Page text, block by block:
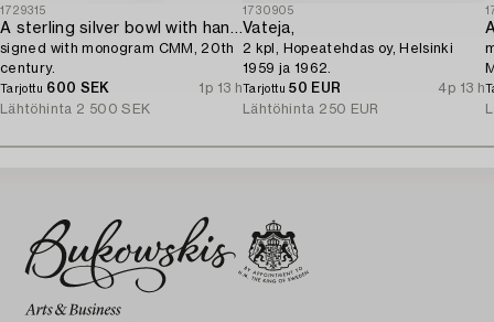
1729315
A sterling silver bowl with handle,
signed with monogram CMM, 20th
century.
Tarjottu 600 SEK
1p 13 h
Lähtöhinta 2 500 SEK
1730905
Vateja,
2 kpl, Hopeatehdas oy, Helsinki
1959 ja 1962.
Tarjottu50 EUR
4p 13 h
Lähtöhinta 250 EUR